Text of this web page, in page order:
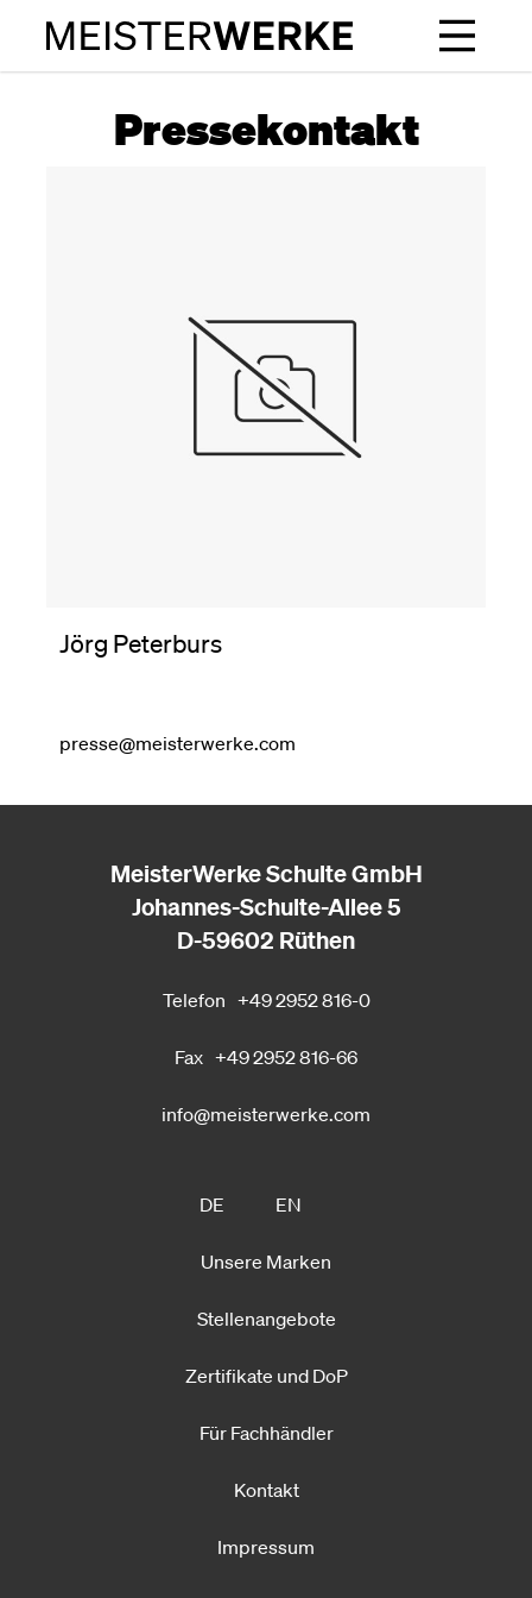
Pressekontakt
Jörg Peterburs
presse@meisterwerke.com
MeisterWerke Schulte GmbH
Johannes-Schulte-Allee 5
D-59602 Rüthen
Telefon +49 2952 816-0
Fax +49 2952 816-66
info@meisterwerke.com
DE EN
Unsere Marken
Stellenangebote
Zertifikate und DoP
Für Fachhändler
Kontakt
Impressum